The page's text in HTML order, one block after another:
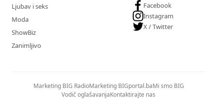
Ljubav i seks
Moda
ShowBiz
Zanimljivo
Facebook
Instagram
X / Twitter
Marketing BIG RadioMarketing BIGportal.baMi smo BIG
Vodič oglašavanjaKontaktirajte nas